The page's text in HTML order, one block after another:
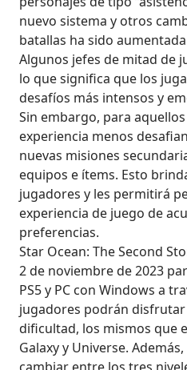
nuevo sistema y otros
batallas ha sido
Algunos jefes de mitad de
lo que significa que los
desafíos más intensos y
Sin embargo, para
experiencia menos
nuevas misiones
equipos e ítems. Esto
jugadores y les permitirá
experiencia de juego de
preferencias.
Star Ocean: The Second
2 de noviembre de 2023
PS5 y PC con Windows a
jugadores podrán
dificultad, los mismos que
Galaxy y Universe.